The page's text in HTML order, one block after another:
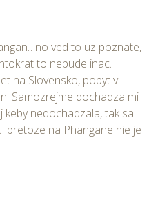
ved to uz poznate,
to nebude inac.
na Slovensko, pobyt v
Samozrejme dochadza mi
nedochadzala, tak sa
na Phangane nie je